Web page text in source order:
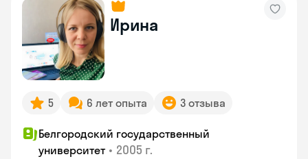
Ирина
5 6 лет опыта 3 отзыва
Белгородский государственный
университет • 2005 г.